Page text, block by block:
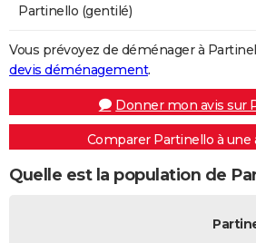
Partinello (gentilé)
Vous prévoyez de déménager à
devis déménagement.
Donner mon avis sur
Comparer Partinello à une
Quelle est la population de